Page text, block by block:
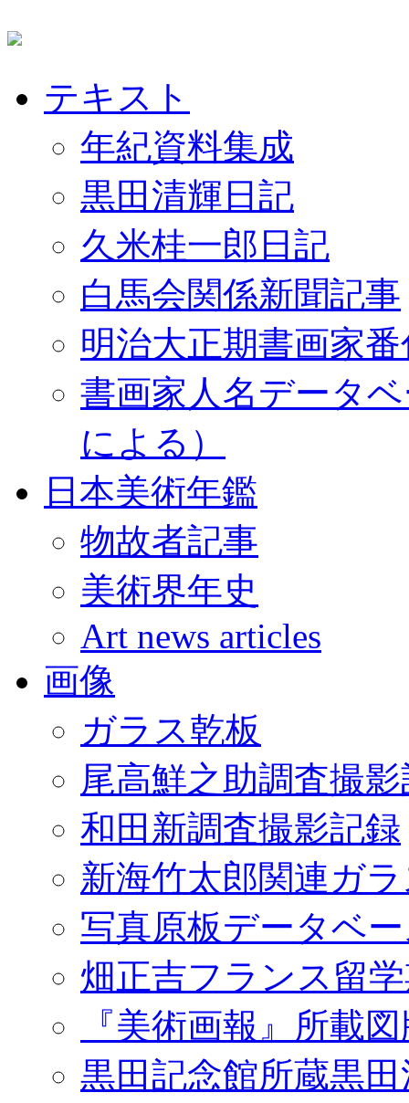
テキスト
年紀資料集成
黒田清輝日記
久米桂一郎日記
白馬会関係新聞記事
明治大正期書画家
書画家人名データ
による）
日本美術年鑑
物故者記事
美術界年史
Art news articles
画像
ガラス乾板
尾高鮮之助調査撮
和田新調査撮影記録
新海竹太郎関連ガ
写真原板データベ
畑正吉フランス留
『美術画報』所載
黒田記念館所蔵黒